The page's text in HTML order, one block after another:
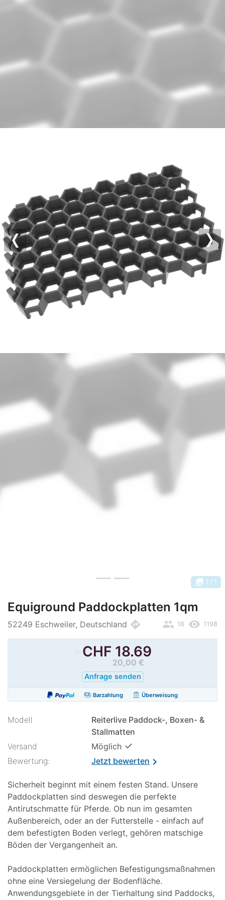
Previous
photo_library 1 / 1
Equiground Paddockplatten 1qm
52249 Eschweiler, Deutschland directions remove_red_eye 1198
people 16
CHF 18.69
20,00 €
Anfrage senden
paymentsBarzahlung account_balance Überweisung
Modell
Reiterlive Paddock-, Boxen- &
Stallmatten
Versand
Möglich ✓
Bewertung: Jetzt bewertenchevron_right
Sicherheit beginnt mit einem festen Stand. Unsere
Paddockplatten sind deswegen die perfekte
Antirutschmatte für Pferde. Ob nun im gesamten
Außenbereich, oder an der Futterstelle - einfach auf
dem befestigten Boden verlegt, gehören matschige
Böden der Vergangenheit an.
Paddockplatten ermöglichen Befestigungsmaßnahmen
ohne eine Versiegelung der Bodenfläche.
Anwendungsgebiete in der Tierhaltung sind Paddocks,